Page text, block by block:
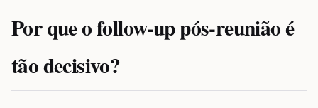
Por que o follow-up pós-reunião é
tão decisivo?